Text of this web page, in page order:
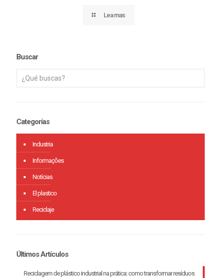
Lea mas
Buscar
Categorías
Industria
Informações
Notícias
El plastico
Reciclaje
Últimos Artículos
Reciclagem de plástico industrial na prática: como transformar resíduos